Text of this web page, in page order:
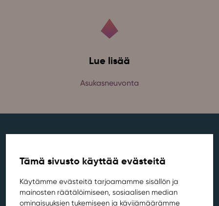
Tämä sivusto käyttää evästeitä
Käytämme evästeitä tarjoamamme sisällön ja
mainosten räätälöimiseen, sosiaalisen median
ominaisuuksien tukemiseen ja kävijämäärämme
Lue lisää
Asukasneuvonta